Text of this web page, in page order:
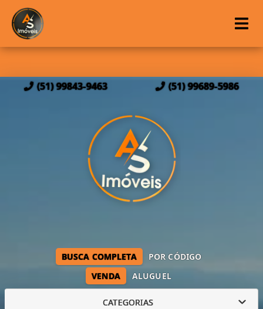
(51) 99843-9463 (51) 99689-5986
VENDA ALUGUEL
BUSCA COMPLETA POR CÓDIGO
CATEGORIAS